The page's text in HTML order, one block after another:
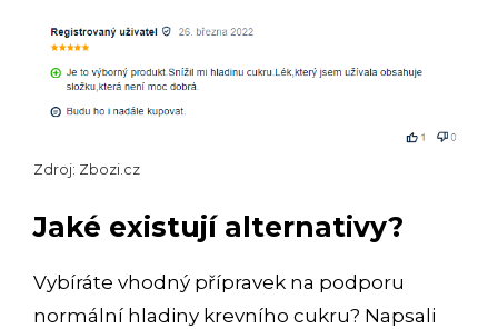
Zdroj: Zbozi.cz
Jaké existují alternativy?
Vybíráte vhodný přípravek na podporu
normální hladiny krevního cukru? Napsali